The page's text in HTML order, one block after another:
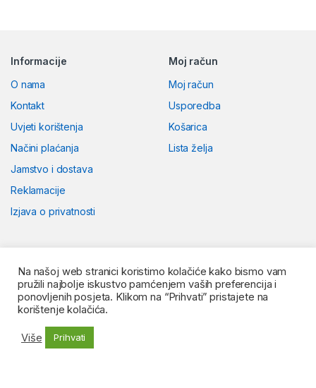
Informacije
O nama
Kontakt
Uvjeti korištenja
Načini plaćanja
Jamstvo i dostava
Reklamacije
Izjava o privatnosti
Moj račun
Moj račun
Usporedba
Košarica
Lista želja
Na našoj web stranici koristimo kolačiće kako bismo vam
pružili najbolje iskustvo pamćenjem vaših preferencija i
ponovljenih posjeta. Klikom na “Prihvati” pristajete na
korištenje kolačića.
Više Prihvati